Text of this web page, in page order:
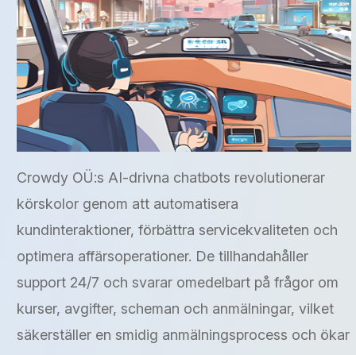
Crowdy OÜ:s AI-drivna chatbots revolutionerar
körskolor genom att automatisera
kundinteraktioner, förbättra servicekvaliteten och
optimera affärsoperationer. De tillhandahåller
support 24/7 och svarar omedelbart på frågor om
kurser, avgifter, scheman och anmälningar, vilket
säkerställer en smidig anmälningsprocess och ökar